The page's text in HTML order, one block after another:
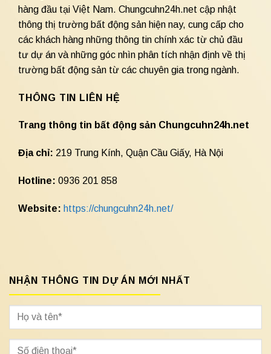
hàng đầu tại Việt Nam. Chungcuhn24h.net cập nhật
thông thị trường bất động sản hiện nay, cung cấp cho
các khách hàng những thông tin chính xác từ chủ đầu
tư dự án và những góc nhìn phân tích nhận định về thị
trường bất động sản từ các chuyên gia trong ngành.
THÔNG TIN LIÊN HỆ
Trang thông tin bất động sản Chungcuhn24h.net
Địa chỉ: 219 Trung Kính, Quận Cầu Giấy, Hà Nội
Hotline: 0936 201 858
Website: https://chungcuhn24h.net/
NHẬN THÔNG TIN DỰ ÁN MỚI NHẤT